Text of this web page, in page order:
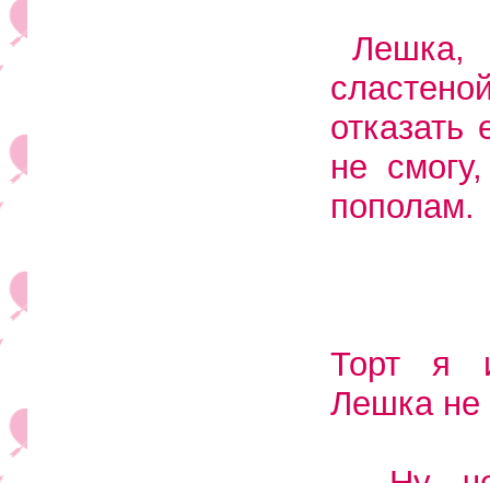
Лешка,
не
пополам.
Торт я
Лешка не